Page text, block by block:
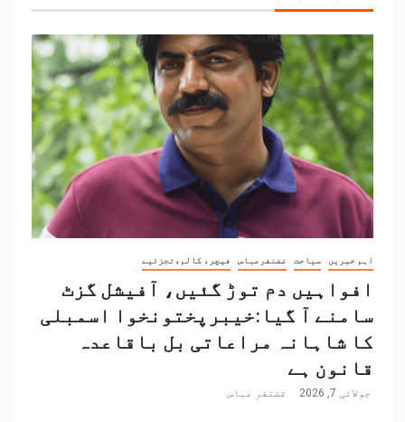
اہم خبریں سیاحت غضنفرعباس فیچر، کالم،تجزئیے
افواہیں دم توڑ گئیں، آفیشل گزٹ
سامنے آ گیا:خیبرپختونخوا اسمبلی
کا شاہانہ مراعاتی بل باقاعدہ
قانون ہے
جولائی 7, 2026 غضنفر عباس